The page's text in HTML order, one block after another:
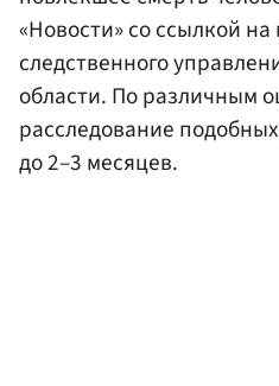
«Новости» со ссылкой
следственного
области. По различным
расследование
до 2–3 месяцев.